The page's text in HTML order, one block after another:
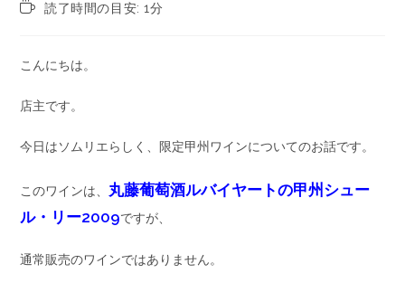
読了時間の目安: 1分
こんにちは。
店主です。
今日はソムリエらしく、限定甲州ワインについてのお話です。
このワインは、 丸藤葡萄酒ルバイヤートの甲州シュー
ル・リー2009ですが、
通常販売のワインではありません。